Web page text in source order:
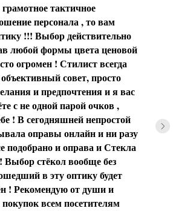
тактичное
персонала , то вам
!!! Выбор действительно
любой формы цвета ценовой
огромен ! Стилист всегда
совет, просто
и предпочтения и я вас
с не одной парой очков ,
! В сегодняшней непростой
оправы онлайн и ни разу
подобрано и оправа и Стекла
Выбор стёкол вообще без
в эту оптику будет
! Рекомендую от души и
всем посетителям